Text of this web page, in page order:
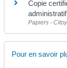
Copie
administratif
Papiers -
Pour en savoir